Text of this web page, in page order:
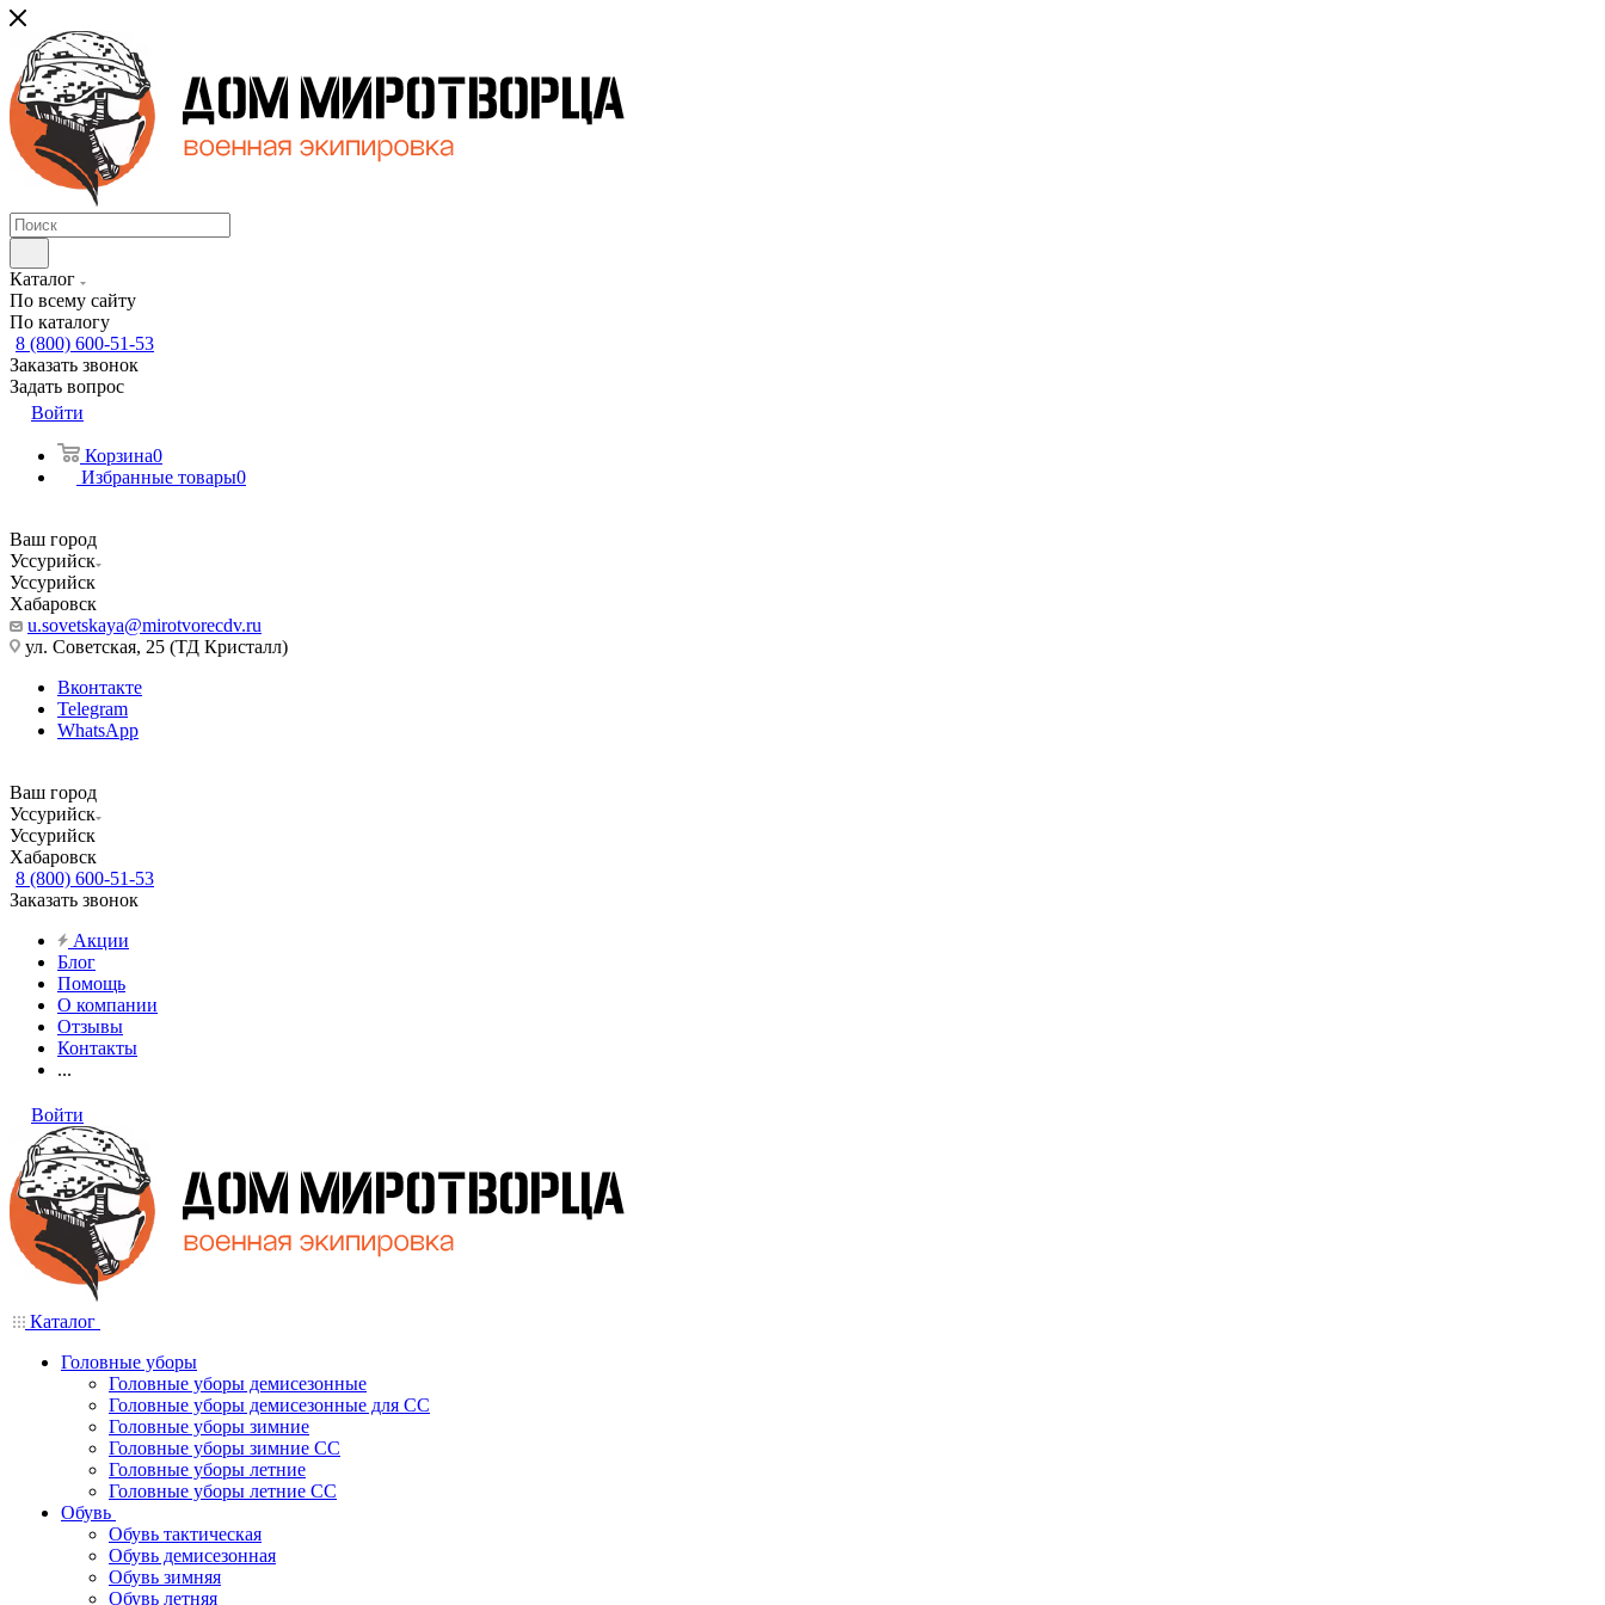
Каталог
По всему сайту
По каталогу
8 (800) 600-51-53
Заказать звонок
Задать вопрос
Войти
Корзина0
Избранные товары0
Ваш город
Уссурийск
Уссурийск
Хабаровск
u.sovetskaya@mirotvorecdv.ru
ул. Советская, 25 (ТД Кристалл)
Вконтакте
Telegram
WhatsApp
Ваш город
Уссурийск
Уссурийск
Хабаровск
8 (800) 600-51-53
Заказать звонок
Акции
Блог
Помощь
О компании
Отзывы
Контакты
...
Войти
Каталог
Головные уборы
Головные уборы демисезонные
Головные уборы демисезонные для СС
Головные уборы зимние
Головные уборы зимние СС
Головные уборы летние
Головные уборы летние СС
Обувь
Обувь тактическая
Обувь демисезонная
Обувь зимняя
Обувь летняя